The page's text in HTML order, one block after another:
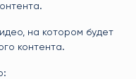
на котором будет
контента.